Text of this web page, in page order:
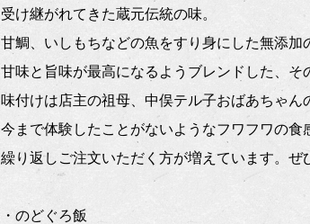
受け継がれてきた蔵元伝統の味。
甘鯛、いしもちなどの魚をすり身にした無添加
甘味と旨味が最高になるようブレンドした、そ
味付けは店主の祖母、中俣テル子おばあちゃん
今まで体験したことがないようなフワフワの食
繰り返しご注文いただく方が増えています。ぜ
・のどぐろ飯